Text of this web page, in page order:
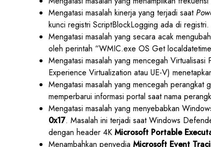
Mengatasi masalah kinerja yang terjadi saat
kunci registri ScriptBlockLogging ada di registri.
Mengatasi masalah yang secara acak mengubah
oleh perintah “WMIC.exe OS Get
Mengatasi masalah yang mencegah
Experience Virtualization atau UE-V)
Mengatasi masalah yang mencegah perangkat
memperbarui informasi portal saat nama
Mengatasi masalah yang menyebabkan
0x17. Masalah ini terjadi saat Windows
dengan header 4K Microsoft Portable
Menambahkan penyedia Microsoft Event